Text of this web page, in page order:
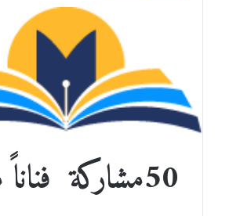
ر
ا
إ
ل
50مشاركة فناناً من 25 دولة